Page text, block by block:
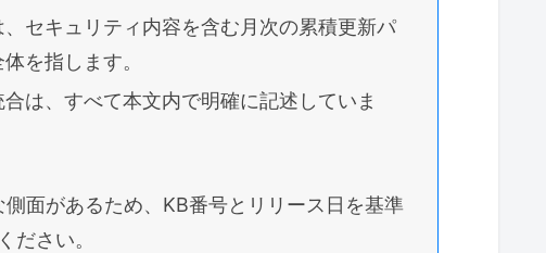
への致命的なリスク
け）
ド）への影響
け）
置
、セキュリティ内容を含む月次の累積更新パ
を指します。
は、すべて本文内で明確に記述していま
面があるため、KB番号とリリース日を基準
ださい。